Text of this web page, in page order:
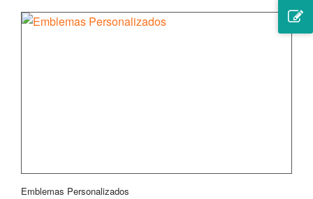
Emblemas Personalizados